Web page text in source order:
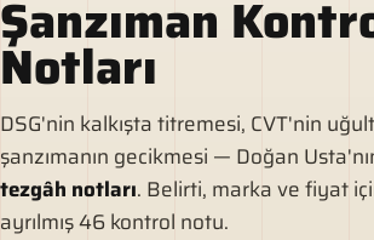
Şanzıman
Notları
DSG'nin kalkışta titremesi, CVT'nin
şanzımanın gecikmesi — Doğan
tezgâh notları. Belirti, marka ve fiyat
ayrılmış 46 kontrol notu.